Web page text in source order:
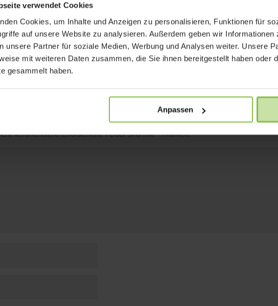
verwendet Cookies
Cookies, um Inhalte und Anzeigen zu personalisieren, Funktionen für
auf unsere Website zu analysieren. Außerdem geben wir Informationen
unsere Partner für soziale Medien, Werbung und Analysen weiter. Unsere
mit weiteren Daten zusammen, die Sie ihnen bereitgestellt haben oder
gesammelt haben.
Anpassen
veröffentlicht. Erforderliche Felder sind mit*markiert